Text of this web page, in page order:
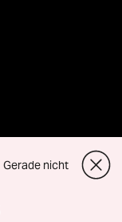
Gerade nicht